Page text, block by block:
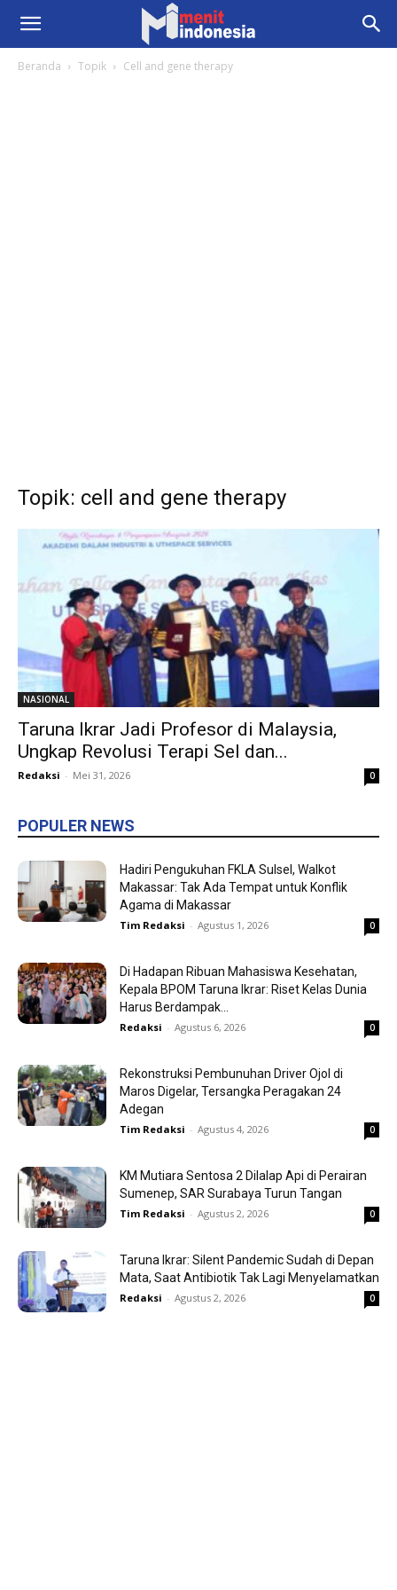
Beranda Topik Cell and gene therapy
Topik: cell and gene therapy
NASIONAL
Taruna Ikrar Jadi Profesor di Malaysia,
Ungkap Revolusi Terapi Sel dan...
Redaksi - Mei 31, 2026 0
POPULER NEWS
Hadiri Pengukuhan FKLA Sulsel, Walkot
Makassar: Tak Ada Tempat untuk Konflik
Agama di Makassar
Tim Redaksi - Agustus 1, 2026 0
Di Hadapan Ribuan Mahasiswa Kesehatan,
Kepala BPOM Taruna Ikrar: Riset Kelas Dunia
Harus Berdampak...
Redaksi - Agustus 6, 2026 0
Rekonstruksi Pembunuhan Driver Ojol di
Maros Digelar, Tersangka Peragakan 24
Adegan
Tim Redaksi - Agustus 4, 2026 0
KM Mutiara Sentosa 2 Dilalap Api di Perairan
Sumenep, SAR Surabaya Turun Tangan
Tim Redaksi - Agustus 2, 2026 0
Taruna Ikrar: Silent Pandemic Sudah di Depan
Mata, Saat Antibiotik Tak Lagi Menyelamatkan
Redaksi - Agustus 2, 2026 0